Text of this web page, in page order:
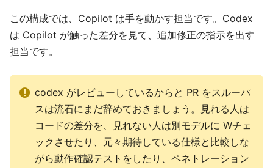
この構成では、Copilot は手を動かす担当です。Codex
は Copilot が触った差分を見て、追加修正の指示を出す
担当です。
codex がレビューしているからと PR をスルーパ
スは流石にまだ辞めておきましょう。見れる人は
コードの差分を、見れない人は別モデルに Wチェ
ックさせたり、元々期待している仕様と比較しな
がら動作確認テストをしたり、ペネトレーション